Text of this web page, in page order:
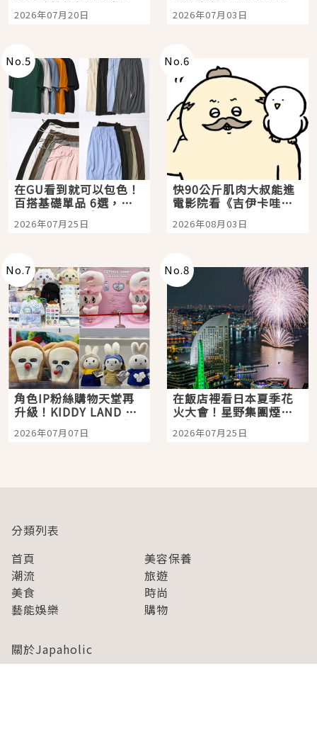
時間洗鍊的經典之作五
選
2026年07月20日 大都市餐廳，打造專屬
美食體驗！
2026年07月03日
No.5
在GU看到就可以包色！
百搭基礎單品 6選，閉
眼全收也不心疼
2026年07月25日
No.6
快90公斤肌肉大叔能進
電影院看《吉伊卡哇》
嗎？日本重金屬樂團
「打首」會長與nagano
2026年08月03日
No.7
角色IP粉絲購物天堂再
升級！KIDDY LAND 原
宿店吉伊卡哇迎客，新
開幕 OMOKADO 店3分
2026年07月07日
No.8
在飯店裡看日本夏季花
火大會！星野集團煙火
景觀飯店6選，讓你不用
人擠人悠閒欣賞
2026年07月25日
分類列表
首頁
美容保養
潮流
旅遊
美食
時尚
藝能娛樂
購物
關於Japaholic